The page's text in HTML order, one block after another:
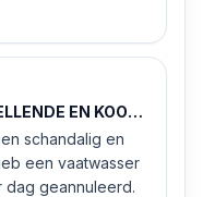
het geval tegen
via de
hij z’n best
leveren. Het
uur werd de
EN KOOP
schandalig en
een vaatwasser
geannuleerd.